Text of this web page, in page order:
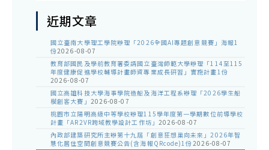
近期文章
國立臺南大學理工學院辦理「2026全國AI專題創意競賽」海報1
份2026-08-07
教育部國民及學前教育署委請國立臺灣師範大學辦理「114至115
年度健康促進學校輔導計畫師資專業成長研習」實施計畫1份
2026-08-07
國立高雄科技大學海事學院造船及海洋工程系辦理「2026學生船
模創客大賽」 2026-08-07
桃園市立陽明高級中等學校辦理115學年度第一學期數位前導學校
計畫「AR2VR跨域教學設計工作坊」 2026-08-07
內政部建築研究所主辦第十九屆「創意狂想巢向未來」2026年智
慧化居住空間創意競賽公告(含海報QRcode)1份2026-08-07